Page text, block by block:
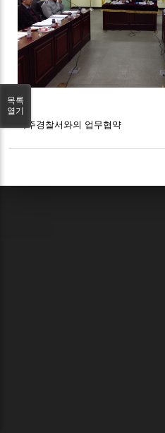
파주경찰서와의 업무협약
목록
열기